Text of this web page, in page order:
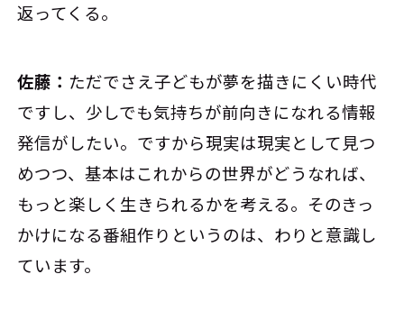
返ってくる。
佐藤： ただでさえ子どもが夢を描きにくい時代
ですし、少しでも気持ちが前向きになれる情報
発信がしたい。ですから現実は現実として見つ
めつつ、基本はこれからの世界がどうなれば、
もっと楽しく生きられるかを考える。そのきっ
かけになる番組作りというのは、わりと意識し
ています。